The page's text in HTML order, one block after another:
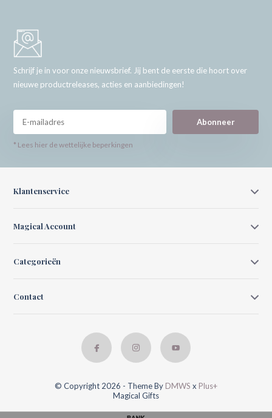
Schrijf je in voor onze nieuwsbrief. Jij bent de eerste die hoort over
nieuwe productreleases, acties en aanbiedingen!
Abonneer
* Lees hier de wettelijke beperkingen
Klantenservice
Magical Account
Categorieën
Contact
© Copyright 2026 - Theme By DMWS x Plus+
Magical Gifts